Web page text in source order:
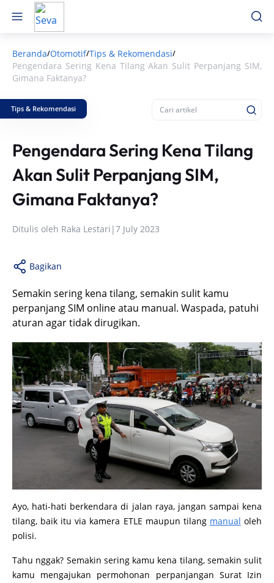
Beranda/Otomotif/Tips & Rekomendasi/
Pengendara Sering Kena Tilang Akan Sulit Perpanjang SIM,
Gimana Faktanya?
Tips & Rekomendasi
Pengendara Sering Kena Tilang
Akan Sulit Perpanjang SIM,
Gimana Faktanya?
Ditulis oleh Raka Lestari |7 July 2023
Bagikan
Semakin sering kena tilang, semakin sulit kamu
perpanjang SIM online atau manual. Waspada, patuhi
aturan agar tidak dirugikan.
Ayo, hati-hati berkendara di jalan raya, jangan sampai kena
tilang, baik itu via kamera ETLE maupun tilang manual oleh
polisi.
Tahu nggak? Semakin sering kamu kena tilang, semakin sulit
kamu mengajukan permohonan perpanjangan Surat Izin